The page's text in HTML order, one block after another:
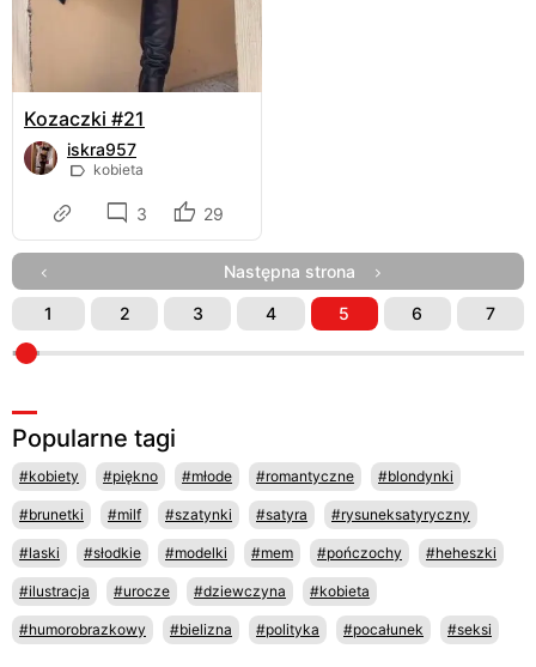
Kozaczki #21
iskra957
kobieta
3 29
Następna strona
1 2 3 4 5 6 7
Popularne tagi
#kobiety #piękno #młode #romantyczne #blondynki
#brunetki #milf #szatynki #satyra #rysuneksatyryczny
#laski #słodkie #modelki #mem #pończochy #heheszki
#ilustracja #urocze #dziewczyna #kobieta
#humorobrazkowy #bielizna #polityka #pocałunek #seksi